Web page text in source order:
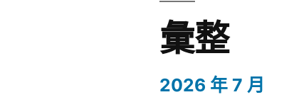
彙整
2026 年 7 月